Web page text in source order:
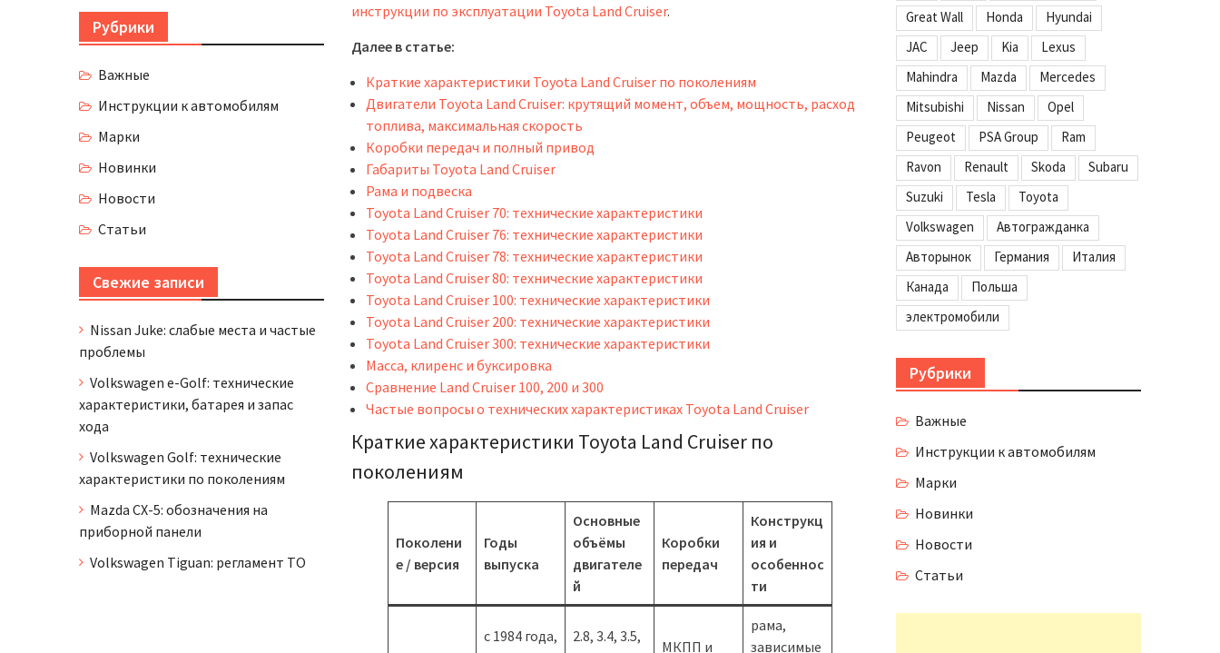
инструкции по эксплуатации Toyota Land Cruiser.
Далее в статье:
Краткие характеристики Toyota Land Cruiser по поколениям
Двигатели Toyota Land Cruiser: крутящий момент, объем, мощность, расход
топлива, максимальная скорость
Коробки передач и полный привод
Габариты Toyota Land Cruiser
Рама и подвеска
Toyota Land Cruiser 70: технические характеристики
Toyota Land Cruiser 76: технические характеристики
Toyota Land Cruiser 78: технические характеристики
Toyota Land Cruiser 80: технические характеристики
Toyota Land Cruiser 100: технические характеристики
Toyota Land Cruiser 200: технические характеристики
Toyota Land Cruiser 300: технические характеристики
Масса, клиренс и буксировка
Сравнение Land Cruiser 100, 200 и 300
Частые вопросы о технических характеристиках Toyota Land Cruiser
Краткие характеристики Toyota Land Cruiser по
поколениям
Поколени
е / версия
Годы
выпуска
Основные
объёмы
двигателе
й
Коробки
передач
Конструкц
ия и
особеннос
ти
с 1984 года,
2.8, 3.4, 3.5,
МКПП и
рама,
зависимые
Great Wall
Honda
Hyundai
JAC
Jeep Kia
Lexus
Mahindra
Mazda
Mercedes
Mitsubishi
Nissan
Opel
Peugeot
PSA Group
Ram
Ravon
Renault Skoda
Subaru
Suzuki
Tesla
Toyota
Volkswagen
Автогражданка
Авторынок
Германия
Италия
Канада
Польша
электромобили
Рубрики
Важные
Инструкции к автомобилям
Марки
Новинки
Новости
Статьи
Рубрики
Важные
Инструкции к автомобилям
Марки
Новинки
Новости
Статьи
Свежие записи
Nissan Juke: слабые места и частые
проблемы
Volkswagen e-Golf: технические
характеристики, батарея и запас
хода
Volkswagen Golf: технические
характеристики по поколениям
Mazda CX-5: обозначения на
приборной панели
Volkswagen Tiguan: регламент ТО